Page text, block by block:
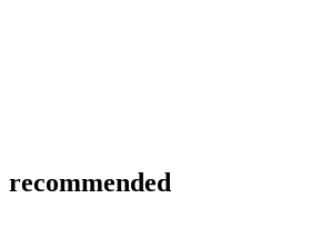
recommended